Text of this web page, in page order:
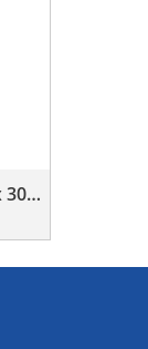
Bánh xe PA 160mm càng inox 304 cố định